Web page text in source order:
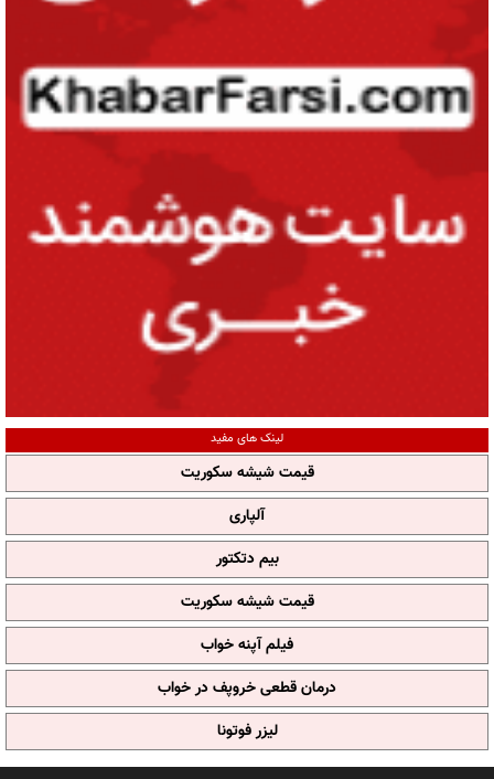
لینک های مفید
قیمت شیشه سکوریت
آلپاری
بیم دتکتور
قیمت شیشه سکوریت
فیلم آپنه خواب
درمان قطعی خروپف در خواب
لیزر فوتونا